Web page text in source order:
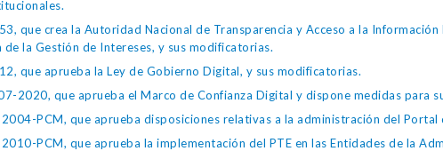
que crea la Autoridad Nacional de Transparencia y Acceso a la
de la Gestión de Intereses, y sus modificatorias.
que aprueba la Ley de Gobierno Digital, y sus modificatorias.
2020, que aprueba el Marco de Confianza Digital y dispone medidas para
PCM, que aprueba disposiciones relativas a la administración del Portal
PCM, que aprueba la implementación del PTE en las Entidades de la